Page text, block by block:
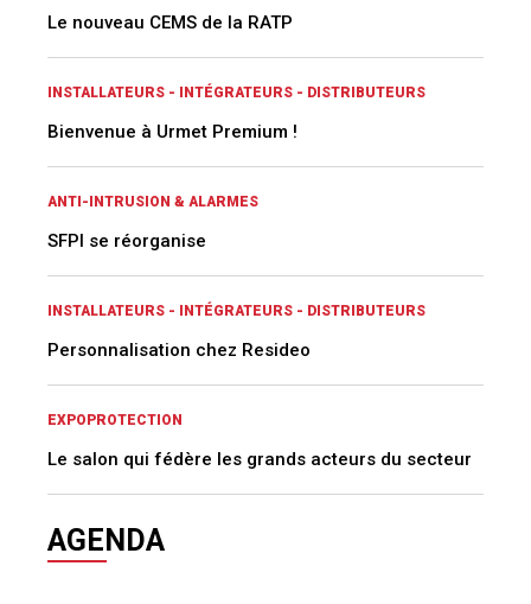
Le nouveau CEMS de la RATP
INSTALLATEURS - INTÉGRATEURS - DISTRIBUTEURS
Bienvenue à Urmet Premium !
ANTI-INTRUSION & ALARMES
SFPI se réorganise
INSTALLATEURS - INTÉGRATEURS - DISTRIBUTEURS
Personnalisation chez Resideo
EXPOPROTECTION
Le salon qui fédère les grands acteurs du secteur
AGENDA